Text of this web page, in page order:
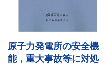
原子力発電所の安全機
能，重大事故等に対処